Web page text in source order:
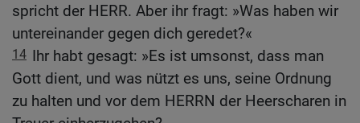
spricht der HERR. Aber ihr fragt: »Was haben wir
untereinander gegen dich geredet?«
14 Ihr habt gesagt: »Es ist umsonst, dass man
Gott dient, und was nützt es uns, seine Ordnung
zu halten und vor dem HERRN der Heerscharen in